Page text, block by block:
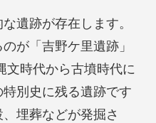
遺跡が存在します。
が「吉野ケ里遺跡」
文時代から古墳時代に
別史に残る遺跡です
埋葬などが発掘さ